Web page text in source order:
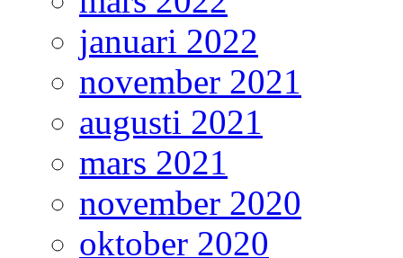
januari 2022
november 2021
augusti 2021
mars 2021
november 2020
oktober 2020